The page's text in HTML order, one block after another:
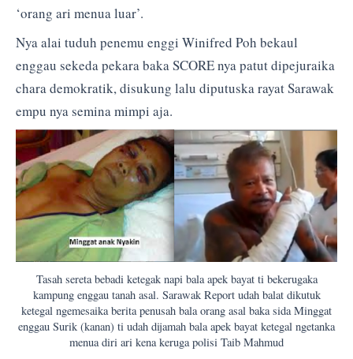
‘orang ari menua luar’.
Nya alai tuduh penemu enggi Winifred Poh bekaul
enggau sekeda pekara baka SCORE nya patut dipejuraika
chara demokratik, disukung lalu diputuska rayat Sarawak
empu nya semina mimpi aja.
Tasah sereta bebadi ketegak napi bala apek bayat ti bekerugaka
kampung enggau tanah asal. Sarawak Report udah balat dikutuk
ketegal ngemesaika berita penusah bala orang asal baka sida Minggat
enggau Surik (kanan) ti udah dijamah bala apek bayat ketegal ngetanka
menua diri ari kena keruga polisi Taib Mahmud